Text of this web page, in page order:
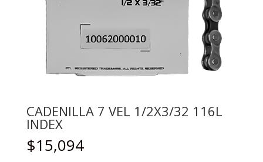
CADENILLA 7 VEL 1/2X3/32 116L
INDEX
$15,094